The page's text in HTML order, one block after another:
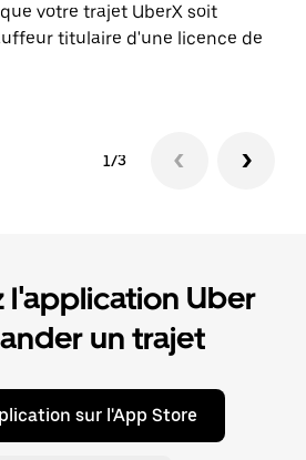
votre trajet UberX soit
titulaire d'une licence de
1/3
l'application Uber
un trajet
sur l'App Store